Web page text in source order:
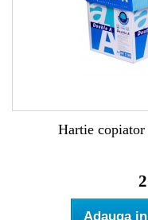
Hartie
Adauga